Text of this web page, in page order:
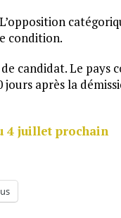
condition.
candidat. Le pays
après la
4 juillet prochain